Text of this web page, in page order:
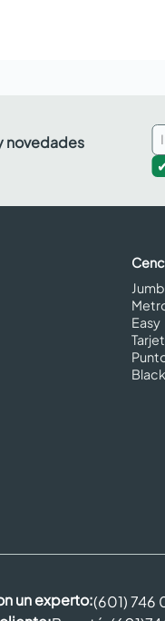
novedades
Easy
un experto:(601) 746